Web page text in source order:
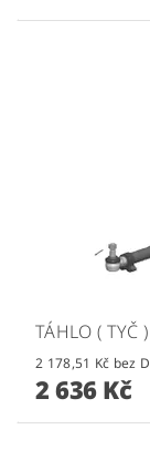
TÁHLO ( TYČ
2 178,51 Kč
2 636 Kč